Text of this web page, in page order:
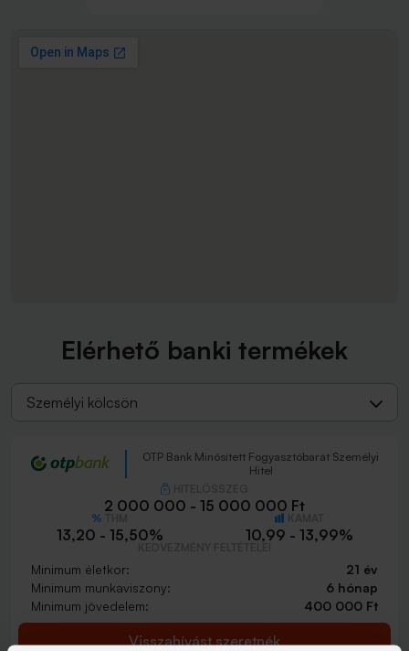
Elérhető banki termékek
Személyi kölcsön
OTP Bank Minősített Fogyasztóbarát Személyi
Hitel
2 000 000 - 15 000 000 Ft
13,20 - 15,50% 10,99 - 13,99%
Minimum életkor:
21 év
Minimum munkaviszony:
6 hónap
Minimum jövedelem:
400 000 Ft
Visszahívást szeretnék